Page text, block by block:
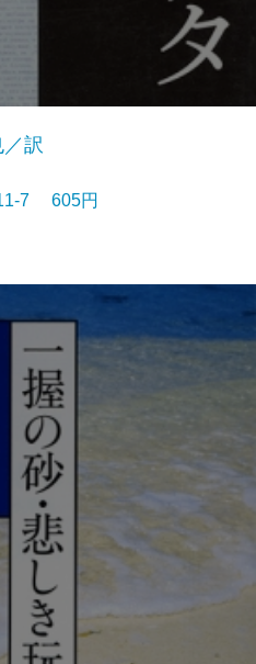
訳
7 605円